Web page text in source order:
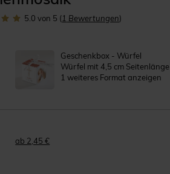
5.0 von 5 (1 Bewertungen)
Geschenkbox - Würfel
Würfel mit 4,5 cm Seitenlänge
1 weiteres Format anzeigen
ab 2,45 €